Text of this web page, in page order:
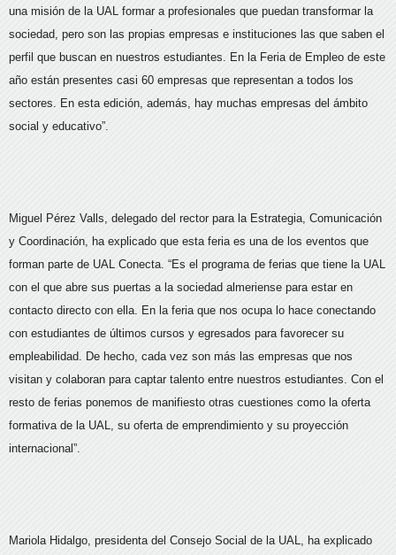
una misión de la UAL formar a profesionales que puedan transformar la
sociedad, pero son las propias empresas e instituciones las que saben el
perfil que buscan en nuestros estudiantes. En la Feria de Empleo de este
año están presentes casi 60 empresas que representan a todos los
sectores. En esta edición, además, hay muchas empresas del ámbito
social y educativo”.
Miguel Pérez Valls, delegado del rector para la Estrategia, Comunicación
y Coordinación, ha explicado que esta feria es una de los eventos que
forman parte de UAL Conecta. “Es el programa de ferias que tiene la UAL
con el que abre sus puertas a la sociedad almeriense para estar en
contacto directo con ella. En la feria que nos ocupa lo hace conectando
con estudiantes de últimos cursos y egresados para favorecer su
empleabilidad. De hecho, cada vez son más las empresas que nos
visitan y colaboran para captar talento entre nuestros estudiantes. Con el
resto de ferias ponemos de manifiesto otras cuestiones como la oferta
formativa de la UAL, su oferta de emprendimiento y su proyección
internacional”.
Mariola Hidalgo, presidenta del Consejo Social de la UAL, ha explicado